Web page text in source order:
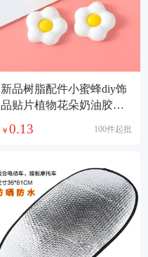
新品树脂配件小蜜蜂diy饰
品贴片植物花朵奶油胶手
￥0.13 100件起批